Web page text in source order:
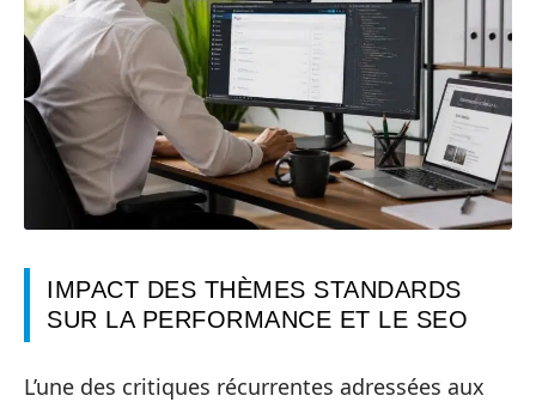
IMPACT DES THÈMES STANDARDS
SUR LA PERFORMANCE ET LE SEO
L’une des critiques récurrentes adressées aux